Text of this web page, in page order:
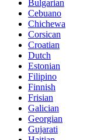
Bulgarian
Cebuano
Chichewa
Corsican
Croatian
Dutch
Estonian
Filipino
Finnish
Frisian
Galician
Georgian
Gujarati